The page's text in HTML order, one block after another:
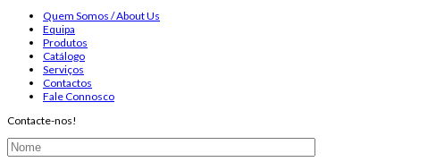
Quem Somos / About Us
Equipa
Produtos
Catálogo
Serviços
Contactos
Fale Connosco
Contacte-nos!